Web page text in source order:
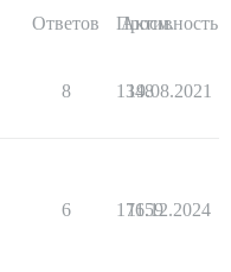
Ответов Просм.
Активность
8 1348
19.08.2021
6 17659
11.12.2024